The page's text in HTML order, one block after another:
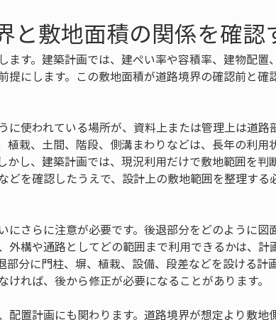
と敷地面積の関係を確認
す。建築計画では、建ぺい率や容積率、建物配置
にします。この敷地面積が道路境界の確認前と確
に使われている場所が、資料上または管理上は道路
栽、土間、階段、側溝まわりなどは、長年の利用
かし、建築計画では、現況利用だけで敷地範囲を判
どを確認したうえで、設計上の敷地範囲を整理する
さらに注意が必要です。後退部分をどのように図
外構や通路としてどの範囲まで利用できるかは、計
部分に門柱、塀、植栽、設備、段差などを設ける計
れば、後から修正が必要になることがあります。
配置計画にも関わります。道路境界が想定より敷地